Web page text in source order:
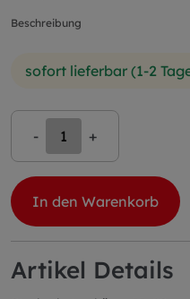
Beschreibung
sofort lieferbar (1-2
- +
In den Warenkorb
Artikel Details